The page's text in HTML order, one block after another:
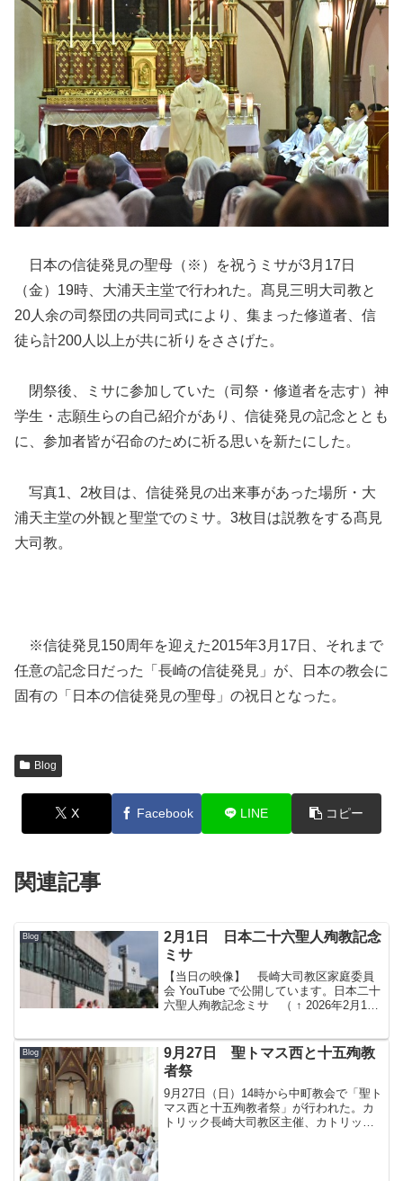
日本の信徒発見の聖母（※）を祝うミサが3月17日
（金）19時、大浦天主堂で行われた。髙見三明大司教と
20人余の司祭団の共同司式により、集まった修道者、信
徒ら計200人以上が共に祈りをささげた。
閉祭後、ミサに参加していた（司祭・修道者を志す）神
学生・志願生らの自己紹介があり、信徒発見の記念ととも
に、参加者皆が召命のために祈る思いを新たにした。
写真1、2枚目は、信徒発見の出来事があった場所・大
浦天主堂の外観と聖堂でのミサ。3枚目は説教をする髙見
大司教。
※信徒発見150周年を迎えた2015年3月17日、それまで
任意の記念日だった「長崎の信徒発見」が、日本の教会に
固有の「日本の信徒発見の聖母」の祝日となった。
Blog
X Facebook LINE コピー
関連記事
Blog
2月1日 日本二十六聖人殉教記念
ミサ
【当日の映像】 長崎大司教区家庭委員
会 YouTube で公開しています。日本二十
六聖人殉教記念ミサ （ ↑ 2026年2月10
議会担当による日本二十六聖人殉教記
念...
Blog
9月27日 聖トマス西と十五殉教
者祭
9月27日（日）14時から中町教会で「聖ト
マス西と十五殉教者祭」が行われた。カ
トリック長崎大司教区主催、カトリック